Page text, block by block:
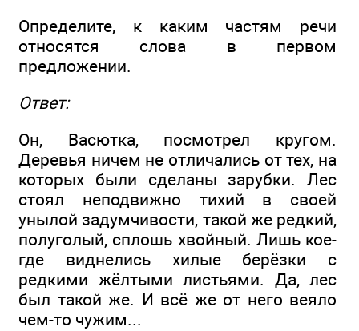
Определите, к каким частям речи
относятся слова в первом
предложении.
Ответ:
Он, Васютка, посмотрел кругом.
Деревья ничем не отличались от тех, на
которых были сделаны зарубки. Лес
стоял неподвижно тихий в своей
унылой задумчивости, такой же редкий,
полуголый, сплошь хвойный. Лишь кое-
где виднелись хилые берёзки с
редкими жёлтыми листьями. Да, лес
был такой же. И всё же от него веяло
чем-то чужим...